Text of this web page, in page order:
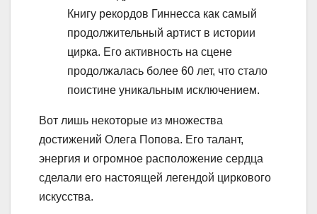
Книгу рекордов Гиннесса как самый
продолжительный артист в истории
цирка. Его активность на сцене
продолжалась более 60 лет, что стало
поистине уникальным исключением.
Вот лишь некоторые из множества
достижений Олега Попова. Его талант,
энергия и огромное расположение сердца
сделали его настоящей легендой циркового
искусства.